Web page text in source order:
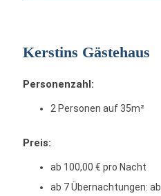
Kerstins Gästehaus
Personenzahl:
2 Personen auf 35m²
Preis:
ab 100,00 € pro Nacht
ab 7 Übernachtungen: